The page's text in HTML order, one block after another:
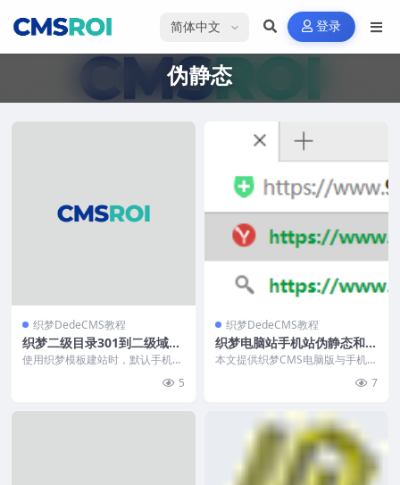
选择语言 登录
伪静态
织梦DedeCMS教程
织梦二级目录301到二级域名
伪静态规则
使用织梦模板建站时，默认手机端
5
织梦DedeCMS教程
织梦电脑站手机站伪静态和全
套伪静态规则
本文提供织梦CMS电脑版与手机版
7